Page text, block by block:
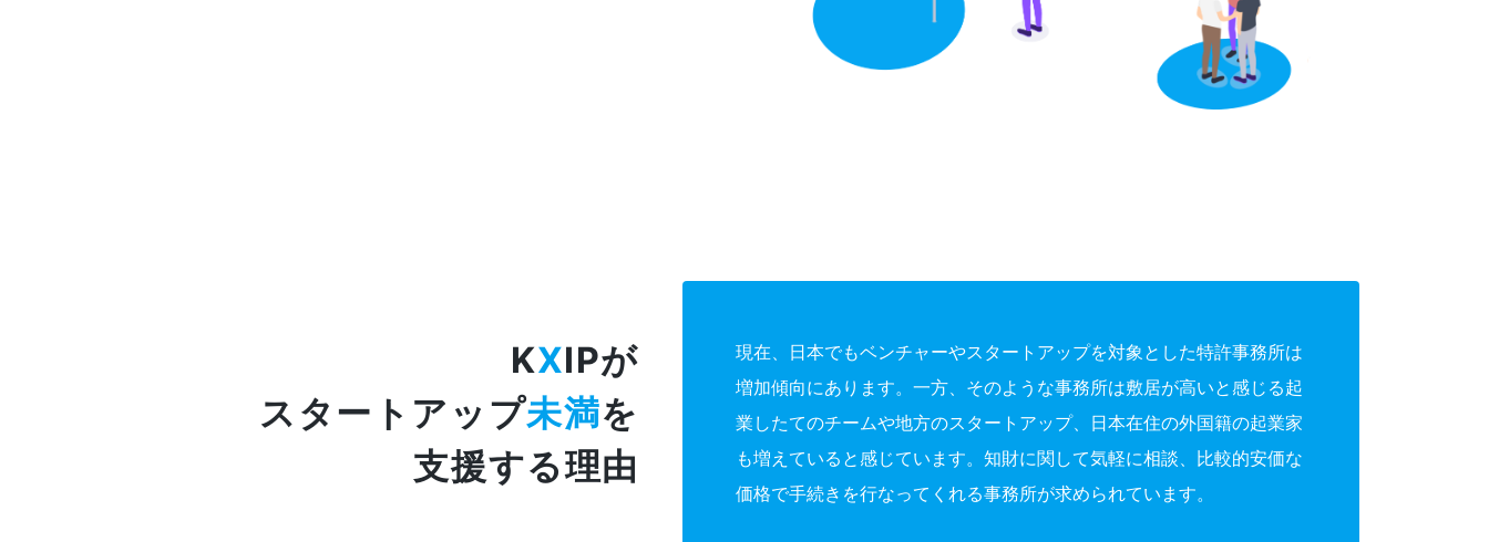
KXIPが
スタートアップ未満を
支援する理由
現在、日本でもベンチャーやスタートアップを対象とした特許事務所は
増加傾向にあります。一方、そのような事務所は敷居が高いと感じる起
業したてのチームや地方のスタートアップ、日本在住の外国籍の起業家
も増えていると感じています。知財に関して気軽に相談、比較的安価な
価格で手続きを行なってくれる事務所が求められています。